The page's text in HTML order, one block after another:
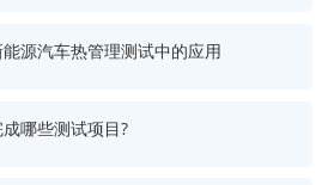
源汽车热管理测试中的应用
哪些测试项目?